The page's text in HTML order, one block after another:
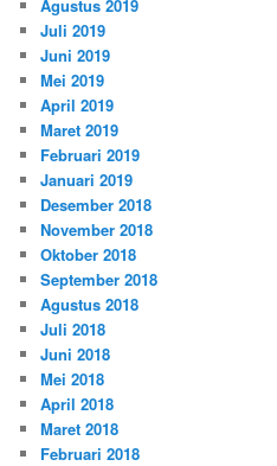
Agustus 2019
Juli 2019
Juni 2019
Mei 2019
April 2019
Maret 2019
Februari 2019
Januari 2019
Desember 2018
November 2018
Oktober 2018
September 2018
Agustus 2018
Juli 2018
Juni 2018
Mei 2018
April 2018
Maret 2018
Februari 2018